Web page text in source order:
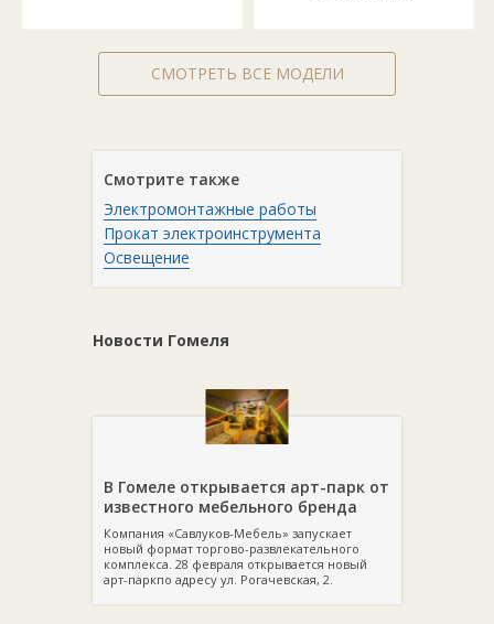
СМОТРЕТЬ ВСЕ МОДЕЛИ
Смотрите также
Электромонтажные работы
Прокат электроинструмента
Освещение
Новости Гомеля
В Гомеле открывается арт-парк от
известного мебельного бренда
Компания «Савлуков-Мебель» запускает
новый формат торгово-развлекательного
комплекса. 28 февраля открывается новый
арт-паркпо адресу ул. Рогачевская, 2.